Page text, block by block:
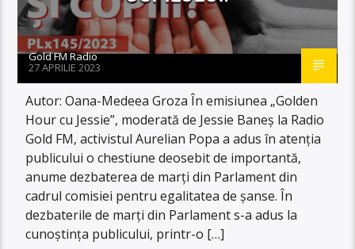
Gold FM Radio
27 APRILIE 2023
Autor: Oana-Medeea Groza În emisiunea „Golden
Hour cu Jessie”, moderată de Jessie Baneș la Radio
Gold FM, activistul Aurelian Popa a adus în atenția
publicului o chestiune deosebit de importantă,
anume dezbaterea de marți din Parlament din
cadrul comisiei pentru egalitatea de șanse. În
dezbaterile de marți din Parlament s-a adus la
cunoștința publicului, printr-o […]